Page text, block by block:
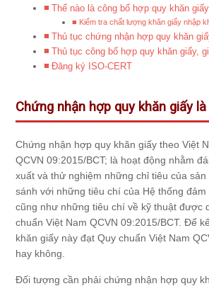
Thế nào là công bố hợp quy khăn
Kiểm tra chất lượng khăn giấy nhập
Thủ tục chứng nhận hợp quy khăn
Thủ tục công bố hợp quy khăn giấy,
Đăng ký ISO-CERT
Chứng nhận hợp quy khăn giấy là
Chứng nhận hợp quy khăn giấy theo Việt
QCVN 09:2015/BCT; là hoạt động nhằm
xuất và thử nghiệm những chỉ tiêu của sản
sánh với những tiêu chí của Hệ thống
cũng như những tiêu chí về kỹ thuật được
chuẩn Việt Nam QCVN 09:2015/BCT. Để
khăn giấy này đạt Quy chuẩn Việt Nam
hay không.
Đối tượng cần phải chứng nhận hợp quy